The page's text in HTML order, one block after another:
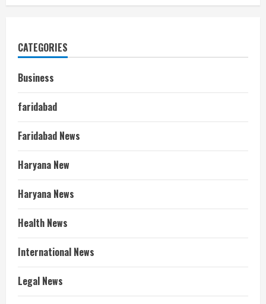
CATEGORIES
Business
faridabad
Faridabad News
Haryana New
Haryana News
Health News
International News
Legal News